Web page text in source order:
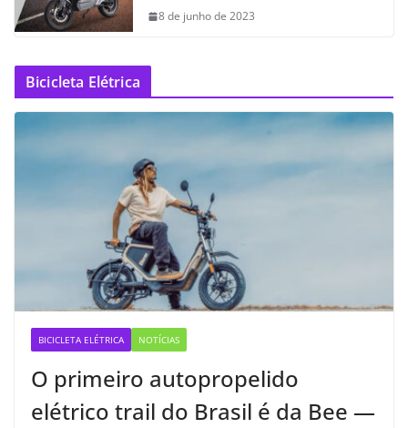
8 de junho de 2023
Bicicleta Elétrica
BICICLETA ELÉTRICA NOTÍCIAS
O primeiro autopropelido
elétrico trail do Brasil é da Bee —